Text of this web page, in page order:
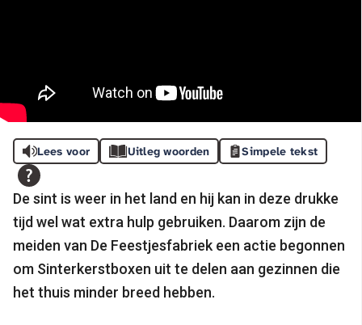
Lees voor Uitleg woorden Simpele tekst
De sint is weer in het land en hij kan in deze drukke
tijd wel wat extra hulp gebruiken. Daarom zijn de
meiden van De Feestjesfabriek een actie begonnen
om Sinterkerstboxen uit te delen aan gezinnen die
het thuis minder breed hebben.